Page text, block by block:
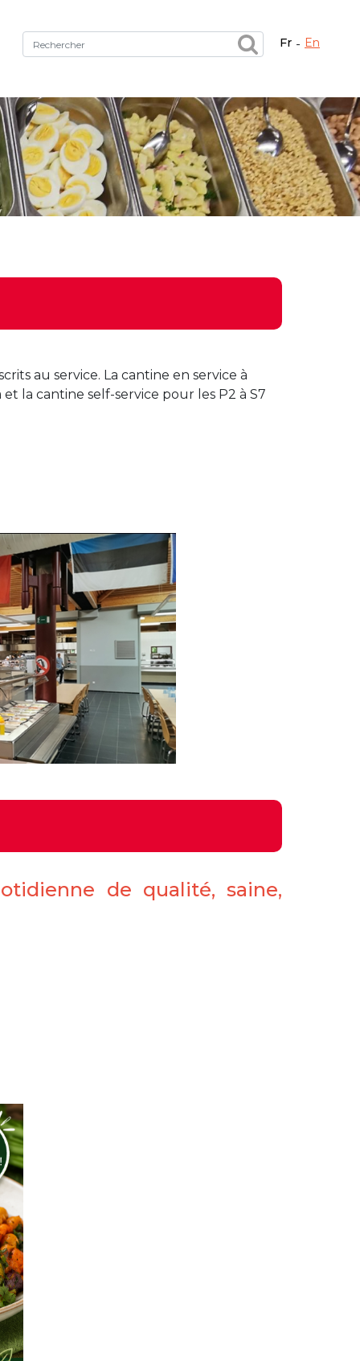
le bon service !
fr en
au service. La cantine en service à
la cantine self-service pour les P2 à S7
de qualité, saine,